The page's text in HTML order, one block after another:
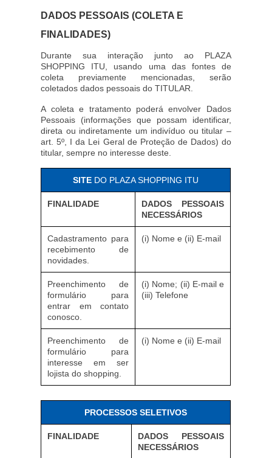
DADOS PESSOAIS (COLETA E
FINALIDADES)
Durante sua interação junto ao PLAZA
SHOPPING ITU, usando uma das fontes de
coleta previamente mencionadas, serão
coletados dados pessoais do TITULAR.
A coleta e tratamento poderá envolver Dados
Pessoais (informações que possam identificar,
direta ou indiretamente um indivíduo ou titular –
art. 5º, I da Lei Geral de Proteção de Dados) do
titular, sempre no interesse deste.
SITE DO PLAZA SHOPPING ITU
FINALIDADE
DADOS PESSOAIS
NECESSÁRIOS
Cadastramento para
recebimento de
novidades.
(i) Nome e (ii) E-mail
Preenchimento de
formulário para
entrar em contato
conosco.
(i) Nome; (ii) E-mail e
(iii) Telefone
Preenchimento de
formulário para
interesse em ser
lojista do shopping.
(i) Nome e (ii) E-mail
PROCESSOS SELETIVOS
FINALIDADE
DADOS PESSOAIS
NECESSÁRIOS